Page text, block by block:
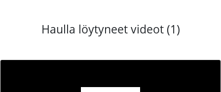
Haulla löytyneet videot (1)